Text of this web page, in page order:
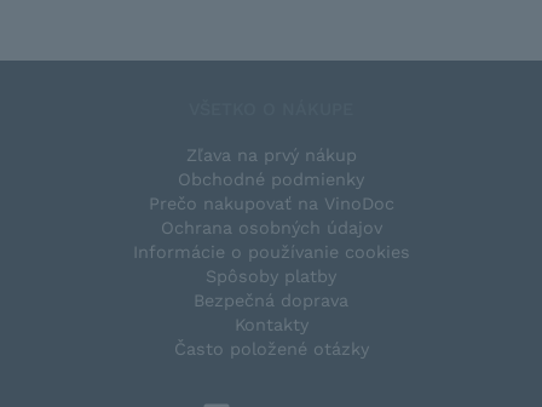
Zľava na prvý nákup
Obchodné podmienky
Prečo nakupovať na VinoDoc
Ochrana osobných údajov
Informácie o používanie cookies
Spôsoby platby
Bezpečná doprava
Kontakty
Často položené otázky